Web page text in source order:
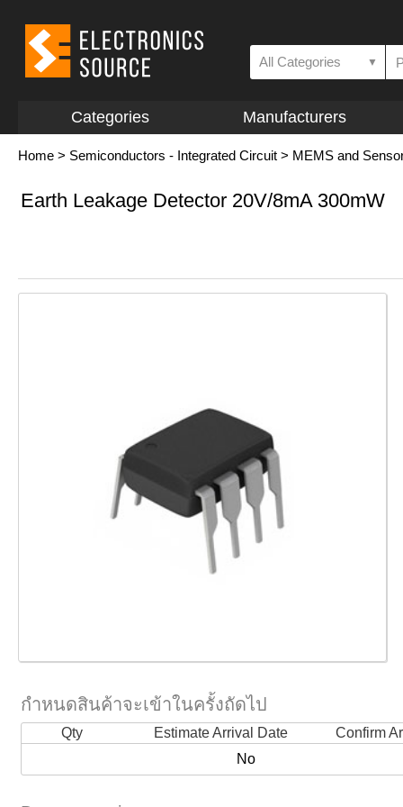
All Categories ▼
Categories Manufacturers
Home > Semiconductors - Integrated Circuit > MEMS and
Earth Leakage Detector 20V/8mA 300mW
กำหนดสินค้าจะเข้าในครั้งถัดไป
Qty Estimate Arrival Date
Confirm
No